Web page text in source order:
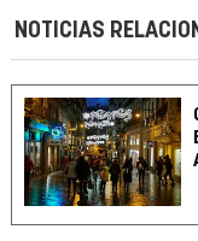
NOTICIAS